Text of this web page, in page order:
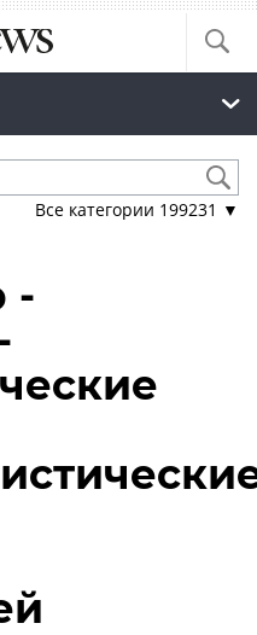
Все категории 199231 ▼
-